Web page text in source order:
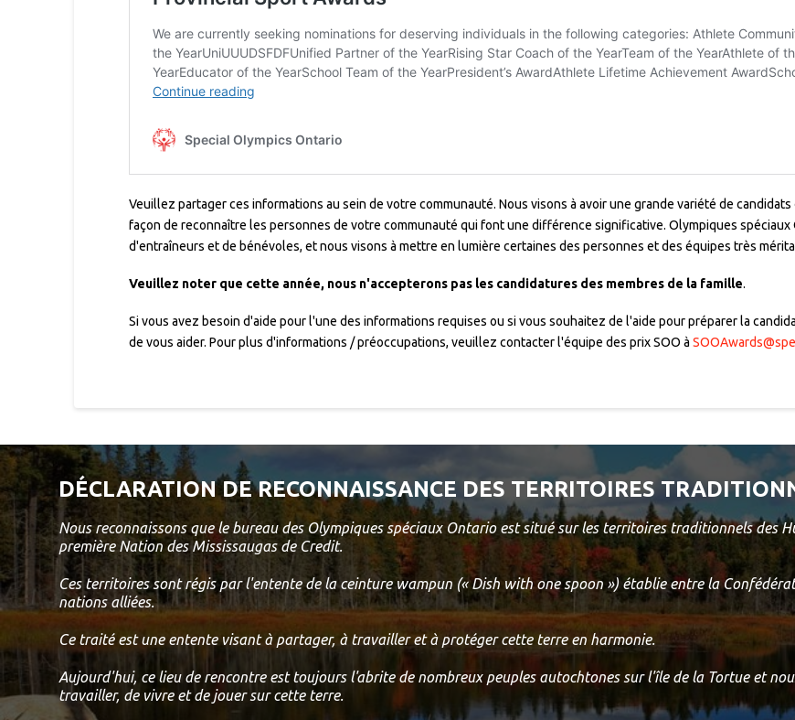
Veuillez partager ces informations au sein de votre communauté. Nous visons à avoir une grande variété de
façon de reconnaître les personnes de votre communauté qui font une différence significative. Olympiques
d'entraîneurs et de bénévoles, et nous visons à mettre en lumière certaines des personnes et des équipes très
Veuillez noter que cette année, nous n'accepterons pas les candidatures des membres de la famille.
Si vous avez besoin d'aide pour l'une des informations requises ou si vous souhaitez de l'aide pour préparer la
de vous aider. Pour plus d'informations / préoccupations, veuillez contacter l'équipe des prix SOO à
DÉCLARATION DE RECONNAISSANCE DES TERRITOIRES
Nous reconnaissons que le bureau des Olympiques spéciaux Ontario est situé sur les territoires traditionnels des
première Nation des Mississaugas de Credit.
Ces territoires sont régis par l'entente de la ceinture wampun (« Dish with one spoon ») établie entre la
nations alliées.
Ce traité est une entente visant à partager, à travailler et à protéger cette terre en harmonie.
Aujourd'hui, ce lieu de rencontre est toujours l'abrite de nombreux peuples autochtones sur l'île de la Tortue et
travailler, de vivre et de jouer sur cette terre.